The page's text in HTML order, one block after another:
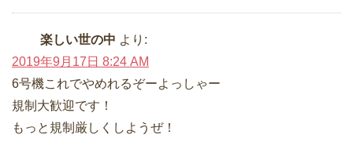
楽しい世の中 より:
2019年9月17日 8:24 AM
6号機これでやめれるぞーよっしゃー
規制大歓迎です！
もっと規制厳しくしようぜ！